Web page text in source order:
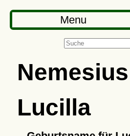
Menu
Lucilla